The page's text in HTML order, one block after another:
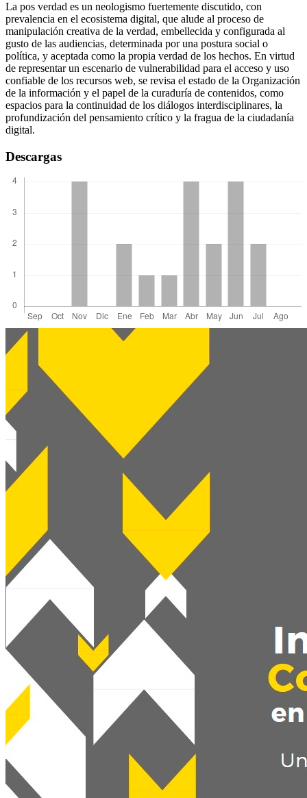
La pos verdad es un neologismo fuertemente discutido, con
prevalencia en el ecosistema digital, que alude al proceso de
manipulación creativa de la verdad, embellecida y configurada al
gusto de las audiencias, determinada por una postura social o
política, y aceptada como la propia verdad de los hechos. En virtud
de representar un escenario de vulnerabilidad para el acceso y uso
confiable de los recursos web, se revisa el estado de la Organización
de la información y el papel de la curaduría de contenidos, como
espacios para la continuidad de los diálogos interdisciplinares, la
profundización del pensamiento crítico y la fragua de la ciudadanía
digital.
Descargas